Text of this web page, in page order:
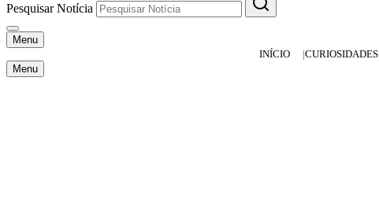
Pesquisar Notícia
Menu
INÍCIO
CURIOSIDADES
Menu